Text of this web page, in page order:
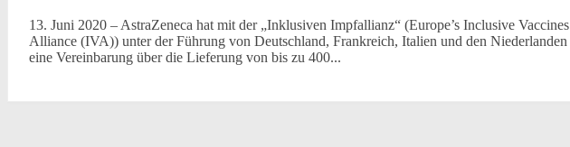
13. Juni 2020 – AstraZeneca hat mit der „Inklusiven Impfallianz“ (Europe’s Inclusive Vaccines
Alliance (IVA)) unter der Führung von Deutschland, Frankreich, Italien und den Niederlanden
eine Vereinbarung über die Lieferung von bis zu 400...